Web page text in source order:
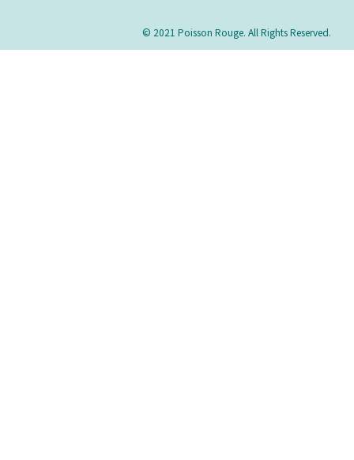
© 2021 Poisson Rouge. All Rights Reserved.